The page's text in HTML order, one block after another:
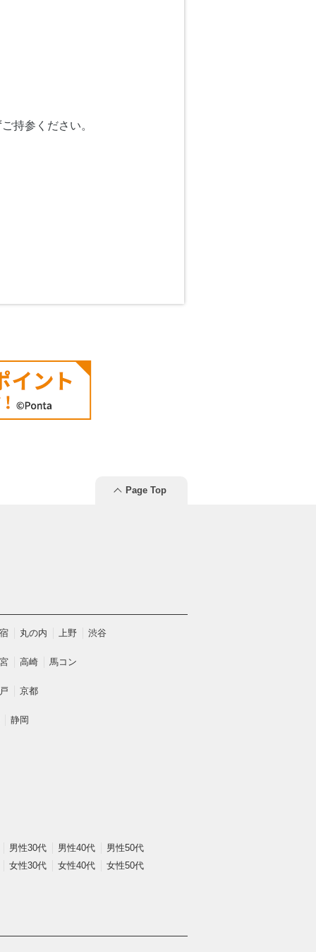
持参ください。
Page Top
丸の内 上野 渋谷
高崎 馬コン
京都
静岡
男性30代 男性40代
男性50代
女性30代 女性40代 女性50代